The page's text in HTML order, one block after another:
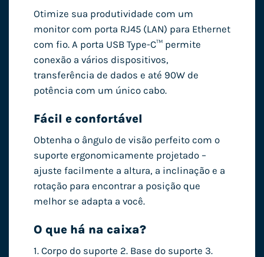
Otimize sua produtividade com um
monitor com porta RJ45 (LAN) para Ethernet
com fio. A porta USB Type-C™ permite
conexão a vários dispositivos,
transferência de dados e até 90W de
potência com um único cabo.
Fácil e confortável
Obtenha o ângulo de visão perfeito com o
suporte ergonomicamente projetado –
ajuste facilmente a altura, a inclinação e a
rotação para encontrar a posição que
melhor se adapta a você.
O que há na caixa?
1. Corpo do suporte 2. Base do suporte 3.